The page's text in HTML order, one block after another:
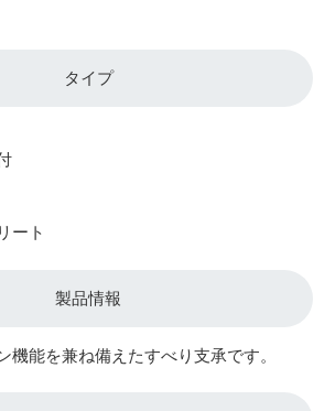
タイプ
ート
製品情報
機能を兼ね備えたすべり支承です。